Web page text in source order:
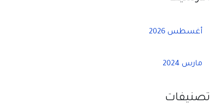
أغسطس 2026
مارس 2024
تصنيفات